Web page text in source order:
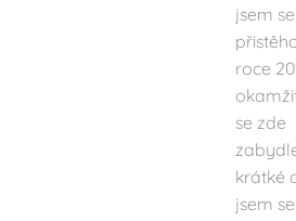
jsem se
roce
se zde
krátké
jsem